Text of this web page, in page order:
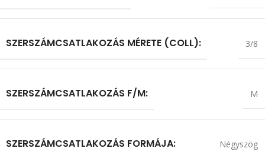
SZERSZÁMCSATLAKOZÁS MÉRETE (COLL): 3/8
SZERSZÁMCSATLAKOZÁS F/M: M
SZERSZÁMCSATLAKOZÁS FORMÁJA:
Négyszög